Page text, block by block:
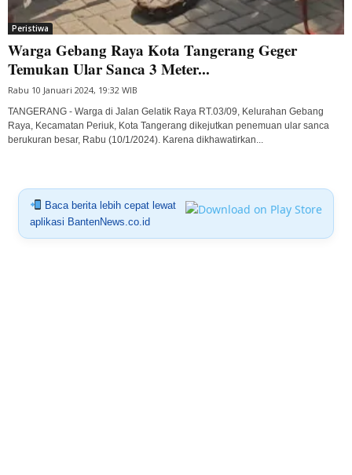
Peristiwa
Warga Gebang Raya Kota Tangerang Geger
Temukan Ular Sanca 3 Meter...
Rabu 10 Januari 2024, 19:32 WIB
TANGERANG - Warga di Jalan Gelatik Raya RT.03/09, Kelurahan Gebang
Raya, Kecamatan Periuk, Kota Tangerang dikejutkan penemuan ular sanca
berukuran besar, Rabu (10/1/2024). Karena dikhawatirkan...
Baca berita lebih cepat lewat
aplikasi BantenNews.co.id